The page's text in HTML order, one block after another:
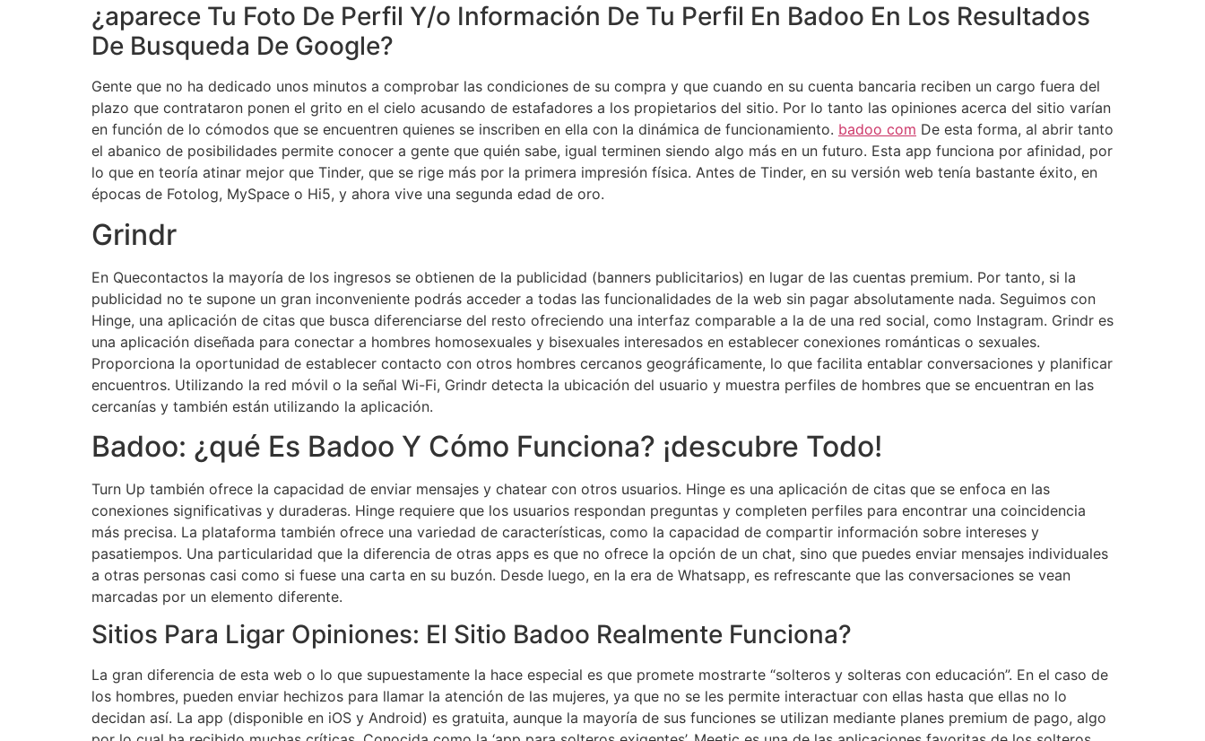
¿aparece Tu Foto De Perfil Y/o Información De Tu Perfil En Badoo En Los Resultados
De Busqueda De Google?
Gente que no ha dedicado unos minutos a comprobar las condiciones de su compra y que cuando en su cuenta bancaria reciben un cargo fuera del
plazo que contrataron ponen el grito en el cielo acusando de estafadores a los propietarios del sitio. Por lo tanto las opiniones acerca del sitio varían
en función de lo cómodos que se encuentren quienes se inscriben en ella con la dinámica de funcionamiento. badoo com De esta forma, al abrir tanto
el abanico de posibilidades permite conocer a gente que quién sabe, igual terminen siendo algo más en un futuro. Esta app funciona por afinidad, por
lo que en teoría atinar mejor que Tinder, que se rige más por la primera impresión física. Antes de Tinder, en su versión web tenía bastante éxito, en
épocas de Fotolog, MySpace o Hi5, y ahora vive una segunda edad de oro.
Grindr
En Quecontactos la mayoría de los ingresos se obtienen de la publicidad (banners publicitarios) en lugar de las cuentas premium. Por tanto, si la
publicidad no te supone un gran inconveniente podrás acceder a todas las funcionalidades de la web sin pagar absolutamente nada. Seguimos con
Hinge, una aplicación de citas que busca diferenciarse del resto ofreciendo una interfaz comparable a la de una red social, como Instagram. Grindr es
una aplicación diseñada para conectar a hombres homosexuales y bisexuales interesados en establecer conexiones románticas o sexuales.
Proporciona la oportunidad de establecer contacto con otros hombres cercanos geográficamente, lo que facilita entablar conversaciones y planificar
encuentros. Utilizando la red móvil o la señal Wi-Fi, Grindr detecta la ubicación del usuario y muestra perfiles de hombres que se encuentran en las
cercanías y también están utilizando la aplicación.
Badoo: ¿qué Es Badoo Y Cómo Funciona? ¡descubre Todo!
Turn Up también ofrece la capacidad de enviar mensajes y chatear con otros usuarios. Hinge es una aplicación de citas que se enfoca en las
conexiones significativas y duraderas. Hinge requiere que los usuarios respondan preguntas y completen perfiles para encontrar una coincidencia
más precisa. La plataforma también ofrece una variedad de características, como la capacidad de compartir información sobre intereses y
pasatiempos. Una particularidad que la diferencia de otras apps es que no ofrece la opción de un chat, sino que puedes enviar mensajes individuales
a otras personas casi como si fuese una carta en su buzón. Desde luego, en la era de Whatsapp, es refrescante que las conversaciones se vean
marcadas por un elemento diferente.
Sitios Para Ligar Opiniones: El Sitio Badoo Realmente Funciona?
La gran diferencia de esta web o lo que supuestamente la hace especial es que promete mostrarte “solteros y solteras con educación”. En el caso de
los hombres, pueden enviar hechizos para llamar la atención de las mujeres, ya que no se les permite interactuar con ellas hasta que ellas no lo
decidan así. La app (disponible en iOS y Android) es gratuita, aunque la mayoría de sus funciones se utilizan mediante planes premium de pago, algo